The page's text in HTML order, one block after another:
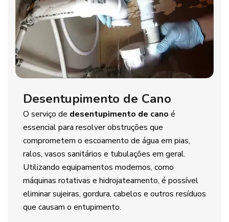
Desentupimento de Cano
O serviço de desentupimento de cano é
essencial para resolver obstruções que
comprometem o escoamento de água em pias,
ralos, vasos sanitários e tubulações em geral.
Utilizando equipamentos modernos, como
máquinas rotativas e hidrojateamento, é possível
eliminar sujeiras, gordura, cabelos e outros resíduos
que causam o entupimento.